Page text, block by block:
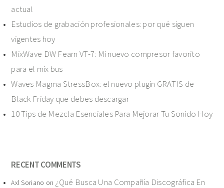
actual
Estudios de grabación profesionales: por qué siguen
vigentes hoy
MixWave DW Fearn VT-7: Mi nuevo compresor favorito
para el mix bus
Waves Magma StressBox: el nuevo plugin GRATIS de
Black Friday que debes descargar
10 Tips de Mezcla Esenciales Para Mejorar Tu Sonido Hoy
RECENT COMMENTS
Axl Soriano on ¿Qué Busca Una Compañía Discográfica En